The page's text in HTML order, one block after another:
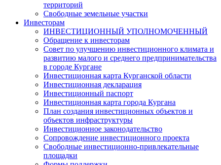
территорий
Свободные земельные участки
Инвесторам
ИНВЕСТИЦИОННЫЙ УПОЛНОМОЧЕННЫЙ
Обращение к инвесторам
Совет по улучшению инвестиционного климата и
развитию малого и среднего предпринимательства
в городе Кургане
Инвестиционная карта Курганской области
Инвестиционная декларация
Инвестиционный паспорт
Инвестиционная карта города Кургана
План создания инвестиционных объектов и
объектов инфраструктуры
Инвестиционное законодательство
Сопровождение инвестиционного проекта
Свободные инвестиционно-привлекательные
площадки